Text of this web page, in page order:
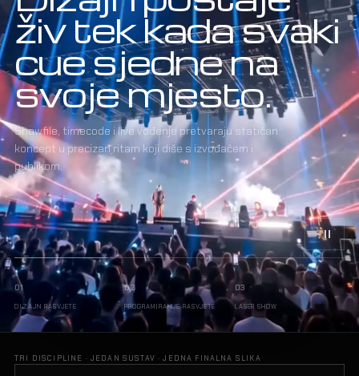
živ tek kada svaki
cue sjedne na
svoje mjesto.
Showfile, timecode i live vođenje pretvaraju statičan
koncept u precizan ritam koji diše s izvođačem i
publikom.
01
DIZAJN RASVJETE
02
PROGRAMIRANJE RASVJETE
03
LASER SHOW
TRI DISCIPLINE · JEDAN SUSTAV · JEDNA FINALNA SLIKA